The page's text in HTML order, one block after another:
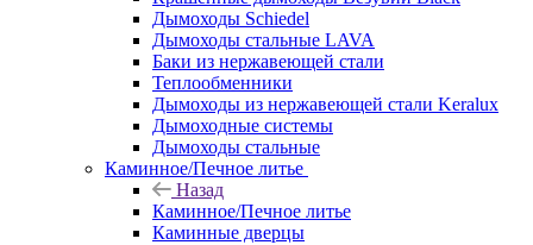
Дымоходы Schiedel
Дымоходы стальные LAVA
Баки из нержавеющей стали
Теплообменники
Дымоходы из нержавеющей стали Keralux
Дымоходные системы
Дымоходы стальные
Каминное/Печное литье
Назад
Каминное/Печное литье
Каминные дверцы